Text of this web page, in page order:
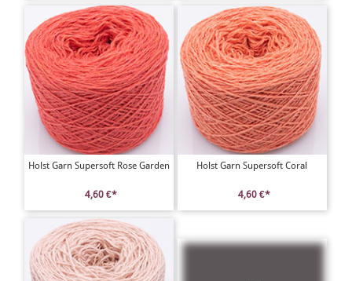
Holst Garn Supersoft Rose Garden
4,60 €*
Holst Garn Supersoft Coral
4,60 €*